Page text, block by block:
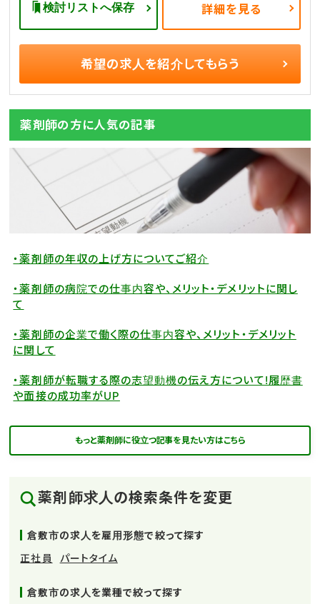
検討リストへ保存 詳細を見る
希望の求人を紹介してもらう
薬剤師の方に人気の記事
・薬剤師の年収の上げ方についてご紹介
・薬剤師の病院での仕事内容や、メリット・デメリットに関し
て
・薬剤師の企業で働く際の仕事内容や、メリット・デメリット
に関して
・薬剤師が転職する際の志望動機の伝え方について!履歴書
や面接の成功率がUP
もっと薬剤師に役立つ記事を見たい方はこちら
薬剤師求人の検索条件を変更
倉敷市の求人を雇用形態で絞って探す
正社員
パートタイム
倉敷市の求人を業種で絞って探す